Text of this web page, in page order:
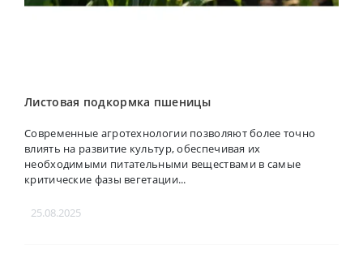
Листовая подкормка пшеницы
Современные агротехнологии позволяют более точно
влиять на развитие культур, обеспечивая их
необходимыми питательными веществами в самые
критические фазы вегетации...
25.08.2025